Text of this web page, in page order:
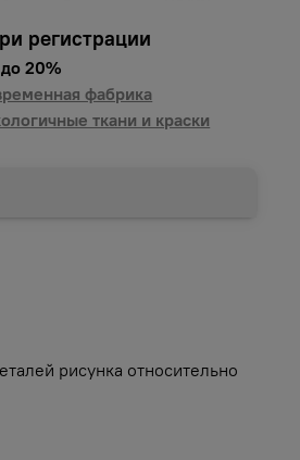
регистрации
20%
фабрика
ткани и краски
рисунка относительно